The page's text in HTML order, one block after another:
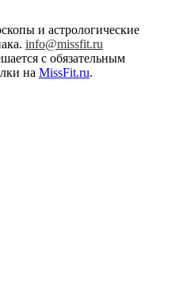
и астрологические
info@missfit.ru
с обязательным
на MissFit.ru.